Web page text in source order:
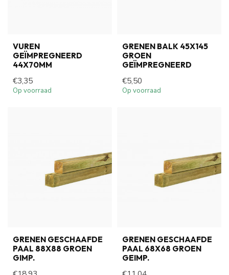
VUREN
GEÏMPREGNEERD
44X70MM
€3,35
Op voorraad
GRENEN BALK 45X145
GROEN
GEÏMPREGNEERD
€5,50
Op voorraad
GRENEN GESCHAAFDE
PAAL 88X88 GROEN
GIMP.
GRENEN GESCHAAFDE
PAAL 68X68 GROEN
GEIMP.